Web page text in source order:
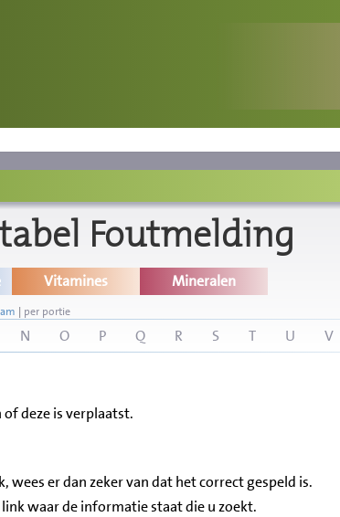
Foutmelding
Vitamines Mineralen
| per portie
N O P Q R S T U V
deze is verplaatst.
er dan zeker van dat het correct gespeld is.
waar de informatie staat die u zoekt.